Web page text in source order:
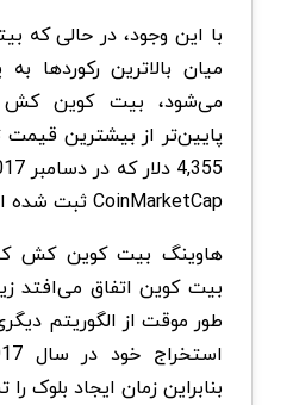
میان بالاترین رکوردها
می‌شود، بیت کوین کش
پایین‌تر از بیشترین
CoinMarketCap ثبت شده است.
هاوینگ بیت کوین‌ کش
بیت کوین اتفاق می‌افتد
طور موقت از الگوریتم
بنابراین زمان ایجاد بلوک